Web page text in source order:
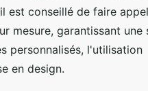
est conseillé de faire
mesure, garantissant une
personnalisés, l'utilisation
en design.